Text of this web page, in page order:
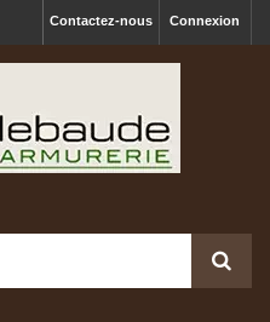
Connexion
Contactez-nous